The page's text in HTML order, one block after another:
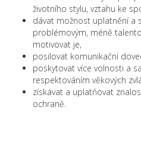
životního stylu, vztahu ke
dávat možnost uplatnění a
problémovým, méně
motivovat je,
posilovat komunikační
poskytovat více volnosti a
respektováním věkových
získávat a uplatňovat
ochraně.